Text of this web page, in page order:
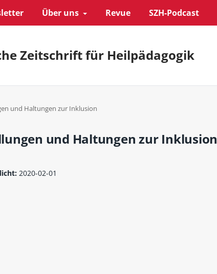
Über uns Revue SZH-Podcast
Zeitschrift für Heilpädagogik
und Haltungen zur Inklusion
und Haltungen zur Inklusion
2020-02-01